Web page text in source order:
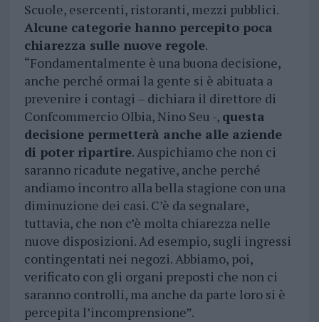
Scuole, esercenti, ristoranti, mezzi pubblici.
Alcune categorie hanno percepito poca
chiarezza sulle nuove regole.
“Fondamentalmente è una buona decisione,
anche perché ormai la gente si è abituata a
prevenire i contagi – dichiara il direttore di
Confcommercio Olbia, Nino Seu -, questa
decisione permetterà anche alle aziende
di poter ripartire. Auspichiamo che non ci
saranno ricadute negative, anche perché
andiamo incontro alla bella stagione con una
diminuzione dei casi. C’è da segnalare,
tuttavia, che non c’è molta chiarezza nelle
nuove disposizioni. Ad esempio, sugli ingressi
contingentati nei negozi. Abbiamo, poi,
verificato con gli organi preposti che non ci
saranno controlli, ma anche da parte loro si è
percepita l’incomprensione”.